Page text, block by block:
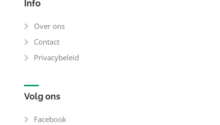
Info
Over ons
Contact
Privacybeleid
Volg ons
Facebook